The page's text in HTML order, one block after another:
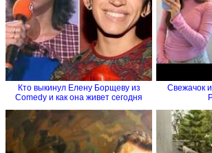
Кто выкинул Елену Борщеву из
Comedy и как она живет сегодня
Свежачок